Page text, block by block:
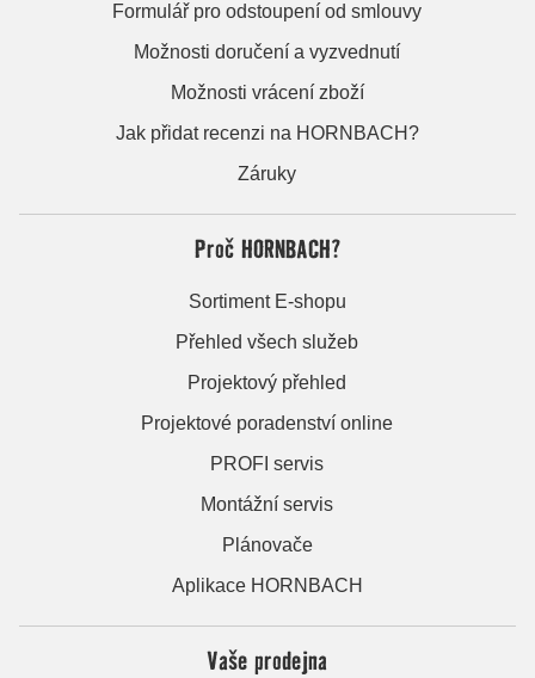
Formulář pro odstoupení od smlouvy
Možnosti doručení a vyzvednutí
Možnosti vrácení zboží
Jak přidat recenzi na HORNBACH?
Záruky
Proč HORNBACH?
Sortiment E-shopu
Přehled všech služeb
Projektový přehled
Projektové poradenství online
PROFI servis
Montážní servis
Plánovače
Aplikace HORNBACH
Vaše prodejna